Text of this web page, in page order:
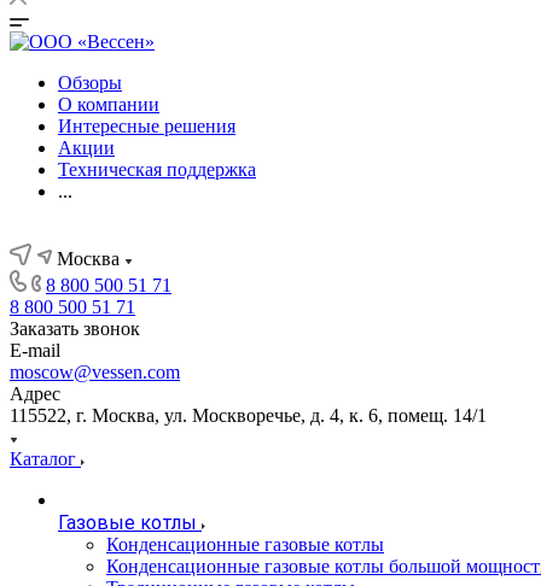
Обзоры
О компании
Интересные решения
Акции
Техническая поддержка
...
Москва
8 800 500 51 71
8 800 500 51 71
Заказать звонок
E-mail
moscow@vessen.com
Адрес
115522, г. Москва, ул. Москворечье, д. 4, к. 6, помещ. 14/1
Каталог
Газовые котлы
Конденсационные газовые котлы
Конденсационные газовые котлы большой